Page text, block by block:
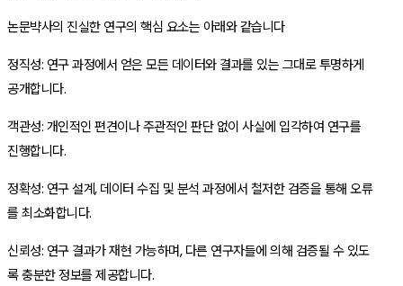
논문뱍사의 진실한 연구의 핵심 요소는 아래와 같습니다
정직성: 연구 과정에서 얻은 모든 데이터와 결과를 있는 그대로 투명하게
공개합니다.
객관성: 개인적인 편견이나 주관적인 판단 없이 사실에 입각하여 연구를
진행합니다.
정확성: 연구 설계, 데이터 수집 및 분석 과정에서 철저한 검증을 통해 오류
를 최소화합니다.
신뢰성: 연구 결과가 재현 가능하며, 다른 연구자들에 의해 검증될 수 있도
록 충분한 정보를 제공합니다.